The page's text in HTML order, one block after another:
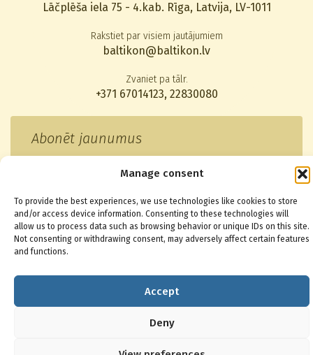
Manage consent
To provide the best experiences, we use technologies like cookies to store
and/or access device information. Consenting to these technologies will
allow us to process data such as browsing behavior or unique IDs on this site.
Not consenting or withdrawing consent, may adversely affect certain features
and functions.
Accept
Deny
Lāčplēša iela 75 - 4.kab. Rīga, Latvija, LV-1011
Rakstiet par visiem jautājumiem
baltikon@baltikon.lv
Zvaniet pa tālr.
+371 67014123, 22830080
Abonēt jaunumus
© 2026 Baltikons - Centrs